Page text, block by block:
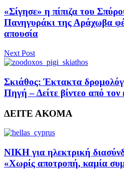
«Σίγησε» η πίπιζα του
Πανηγυράκι της Αράχωβα
απουσία
Next Post
Σκιάθος: Έκτακτα
Πηγή – Δείτε βίντεο από τον
ΔΕΙΤΕ ΑΚΟΜΑ
ΝΙΚΗ για ηλεκτρική
«Χωρίς αποτροπή, καμία